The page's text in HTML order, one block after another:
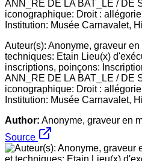
Auteur(s): Anonyme, graveur
techniques: Etain Lieu(x)
inscriptions, poinçons:
ANN_RE DE LA BAT_LE / DE
iconographique: Droit :
Institution: Musée Carnavalet,
Author: Anonyme, graveur en
Source